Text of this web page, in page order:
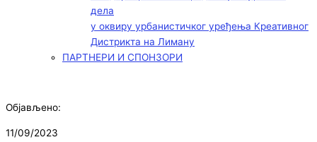
дела
у оквиру урбанистичког уређења Креативног
Дистрикта на Лиману
ПАРТНЕРИ И СПОНЗОРИ
Објављено:
11/09/2023